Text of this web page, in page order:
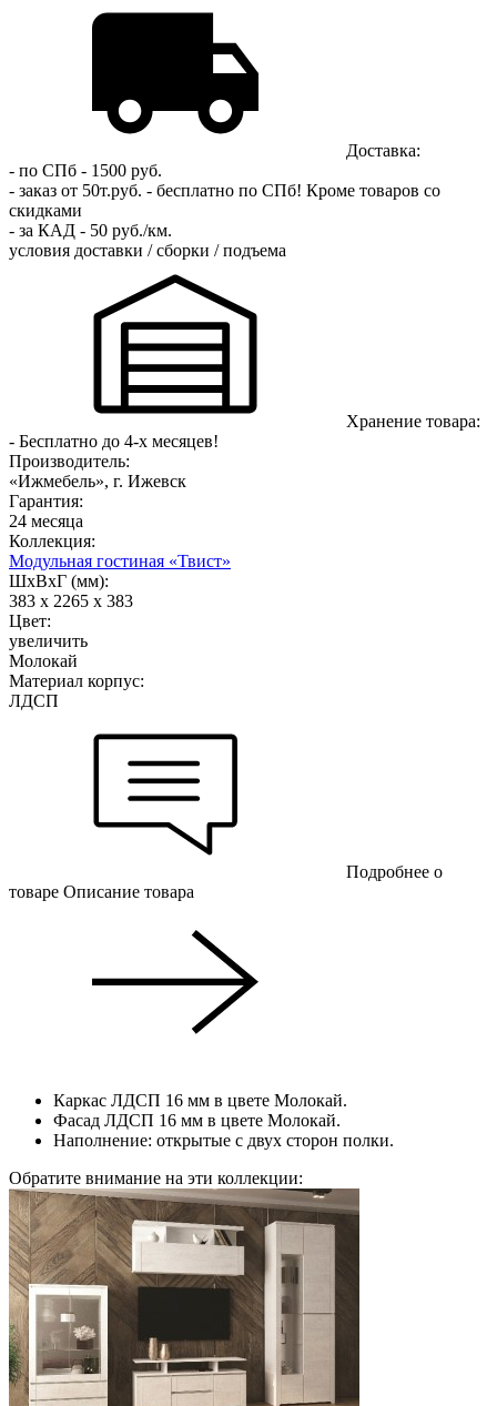
Доставка:
- по СПб - 1500 руб.
- заказ от 50т.руб. - бесплатно по СПб! Кроме товаров со
скидками
- за КАД - 50 руб./км.
условия доставки / сборки / подъема
Хранение товара:
- Бесплатно до 4-х месяцев!
Производитель:
«Ижмебель», г. Ижевск
Гарантия:
24 месяца
Коллекция:
Модульная гостиная «Твист»
ШхВхГ (мм):
383 х 2265 х 383
Цвет:
увеличить
Молокай
Материал корпус:
ЛДСП
Подробнее о
товаре Описание товара
Каркас ЛДСП 16 мм в цвете Молокай.
Фасад ЛДСП 16 мм в цвете Молокай.
Наполнение: открытые с двух сторон полки.
Обратите внимание на эти коллекции: